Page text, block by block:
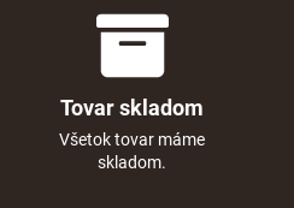
Tovar skladom
Všetok tovar máme
skladom.